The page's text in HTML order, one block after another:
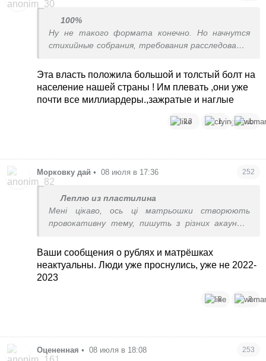
100%
Ну не такого формата конечно. Но начнутся
стихийные собрания, требования расследовать,
Эта власть положила большой и толстый болт на
население нашей страны ! Им плевать ,они уже
почти все миллиардеры.,зажратые и наглые
13 1 1
Морковку дай • 08 июля в 17:36 252
Леплю из пластилина
Мені цікаво, ось ці матрьошки створюють
провокативну тему, пишуть з різних акаунтів
залишимось при своїй думці.
Так шо, зря дівулі стараєтесь, нічого не
вийде...хоча мабуть, копійки якісь заробили,
Ваши сообщения о рублях и матрёшках
неактуальны. Люди уже проснулись, уже не 2022-
2023
8 3
Оцененная • 08 июля в 18:08 253